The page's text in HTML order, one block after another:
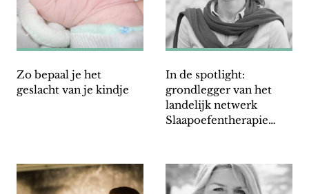
Zo bepaal je het
geslacht van je kindje
In de spotlight:
grondlegger van het
landelijk netwerk
Slaapoefentherapie